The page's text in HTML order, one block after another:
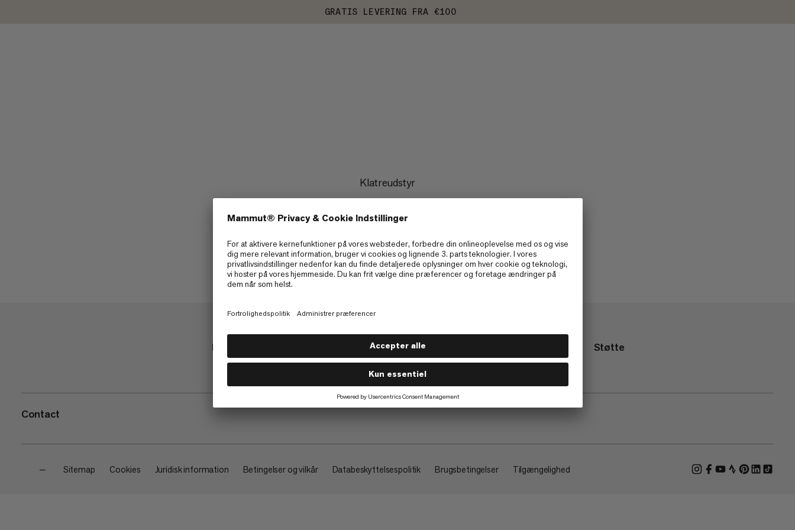
GRATIS LEVERING FRA €100
Klatreudstyr
Butik Om Støtte
Contact
— Sitemap Cookies Juridisk information Betingelser og vilkår Databeskyttelsespolitik Brugsbetingelser Tilgængelighed